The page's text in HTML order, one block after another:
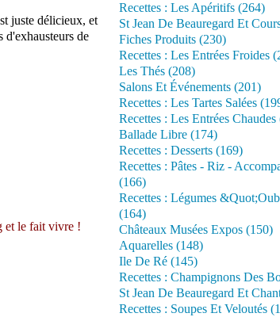
juste délicieux, et
d'exhausteurs de
et le fait vivre !
Recettes : Les Apéritifs (264)
St Jean De Beauregard Et
Fiches Produits (230)
Recettes : Les Entrées Froides
Les Thés (208)
Salons Et Événements (201)
Recettes : Les Tartes Salées
Recettes : Les Entrées
Ballade Libre (174)
Recettes : Desserts (169)
Recettes : Pâtes - Riz -
(166)
Recettes : Légumes
(164)
Châteaux Musées Expos (150)
Aquarelles (148)
Ile De Ré (145)
Recettes : Champignons Des
St Jean De Beauregard Et
Recettes : Soupes Et Veloutés